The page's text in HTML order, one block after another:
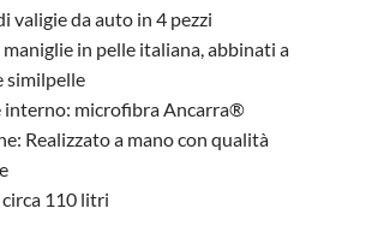
valigie da auto in 4 pezzi
in pelle italiana, abbinati a
similpelle
interno: microfibra Ancarra®
Realizzato a mano con qualità
110 litri